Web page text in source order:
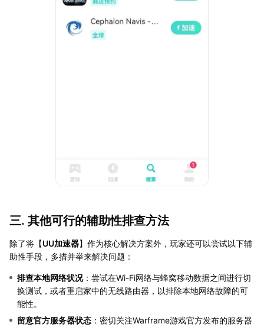
三. 其他可行的辅助性排查方法
除了将【UU加速器】作为核心解决方案外，玩家还可以尝试以下辅
助性手段，多措并举来解决问题：
排查本地网络状况：尝试在Wi-Fi网络与蜂窝移动数据之间进行切
换测试，或者重启家中的无线路由器，以排除本地网络故障的可
能性。
留意官方服务器状态 ：密切关注Warframe游戏官方发布的服务器